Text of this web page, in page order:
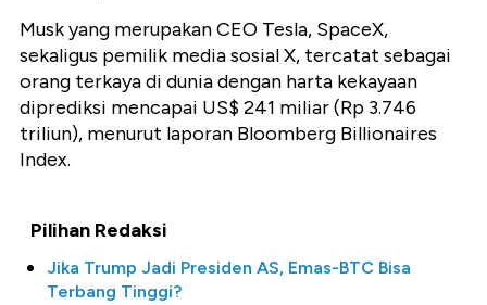
Musk yang merupakan CEO Tesla, SpaceX,
sekaligus pemilik media sosial X, tercatat sebagai
orang terkaya di dunia dengan harta kekayaan
diprediksi mencapai US$ 241 miliar (Rp 3.746
triliun), menurut laporan Bloomberg Billionaires
Index.
Pilihan Redaksi
Jika Trump Jadi Presiden AS, Emas-BTC Bisa
Terbang Tinggi?